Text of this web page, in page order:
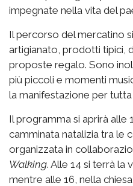
impegnate nella vita del
Il percorso del mercatino
artigianato, prodotti tipici,
proposte regalo. Sono
più piccoli e momenti
la manifestazione per tutta
Il programma si aprirà alle
camminata natalizia tra le
organizzata in
Walking. Alle 14 si terrà la
mentre alle 16, nella